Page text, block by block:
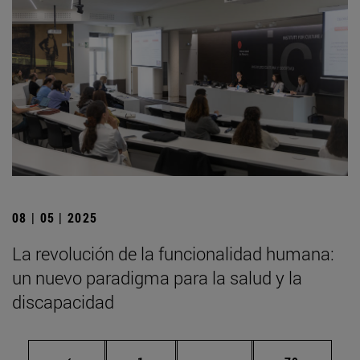
08 | 05 | 2025
La revolución de la funcionalidad humana:
un nuevo paradigma para la salud y la
discapacidad